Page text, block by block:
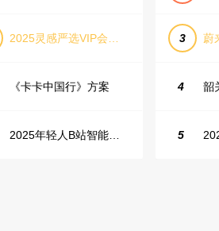
2025灵感严选VIP会员手册【向团队介绍/采购报销用】
《卡卡中国行》方案
2025年轻人B站智能生活家趋势报告
3
4
5